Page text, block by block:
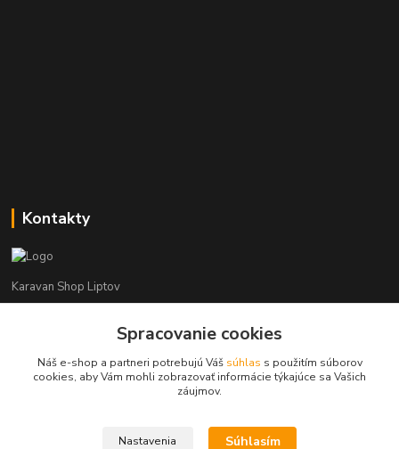
Kontakty
Karavan Shop Liptov
+421 903 626 885
info@karavanshopliptov.sk
Spracovanie cookies
Náš e-shop a partneri potrebujú Váš súhlas s použitím súborov
cookies, aby Vám mohli zobrazovať informácie týkajúce sa Vašich
záujmov.
Nastavenia Súhlasím